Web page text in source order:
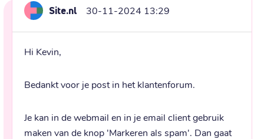
Site.nl 30-11-2024 13:29
Hi Kevin,
Bedankt voor je post in het klantenforum.
Je kan in de webmail en in je email client gebruik
maken van de knop 'Markeren als spam'. Dan gaat